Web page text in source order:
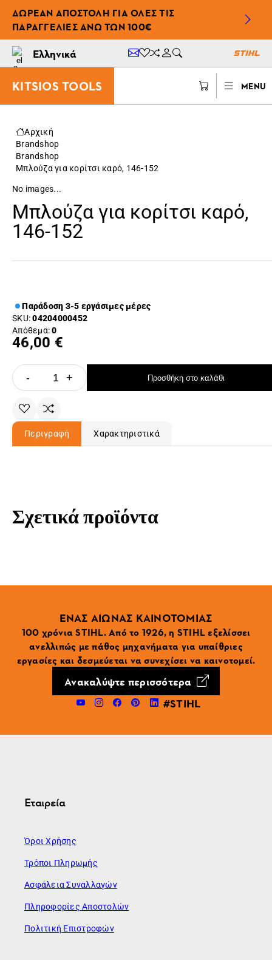
ΔΩΡΕΆΝ ΑΠΟΣΤΟΛΉ ΓΙΑ ΌΛΕΣ ΤΙΣ
ΠΑΡΑΓΓΕΛΊΕΣ ΆΝΩ ΤΩΝ 100€
Ελληνικά
KITSIOS TOOLS MENU
Αρχική
Brandshop
Brandshop
Μπλούζα για κορίτσι καρό, 146-152
No images...
Μπλούζα για κορίτσι καρό,
146-152
Παράδοση 3-5 εργάσιμες μέρες
SKU:04204000452
Απόθεμα:0
46,00 €
- + Προσθήκη στο καλάθι
Περιγραφή Χαρακτηριστικά
Σχετικά προϊόντα
ΕΝΑΣ ΑΙΩΝΑΣ ΚΑΙΝΟΤΟΜΙΑΣ
100 χρόνια STIHL. Από το 1926, η STIHL εξελίσσει
ανελλιπώς με πάθος μηχανήματα για υπαίθριες
εργασίες και δεσμεύεται να συνεχίσει να καινοτομεί.
Ανακαλύψτε περισσότερα
#STIHL
Εταιρεία
Όροι Χρήσης
Τρόποι Πληρωμής
Ασφάλεια Συναλλαγών
Πληροφορίες Αποστολών
Πολιτική Επιστροφών